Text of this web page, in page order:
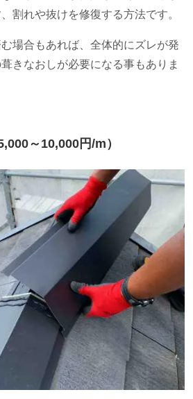
割れや抜けを修復する方法です。
場合もあれば、全体的にズレが発
きなおしが必要になる事もありま
～ 10,000 円/m）